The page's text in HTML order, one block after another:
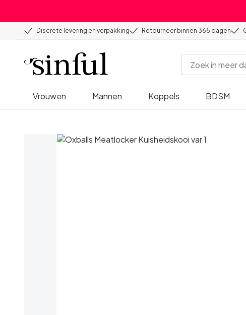
Discrete levering en verpakking Retourneer binnen 365 dagen
Vrouwen Mannen Koppels BDSM